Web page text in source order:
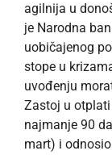
agilnija u
je Narodna
uobičajenog
stope u
uvođenju
Zastoj u
najmanje 90
mart) i